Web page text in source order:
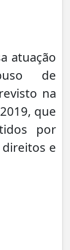
atuação
de
na
que
por
e